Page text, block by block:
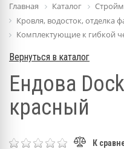
Главная Каталог
Кровля, водосток, отделка
Комплектующие к гибкой
Вернуться в каталог
Ендова
красный
К